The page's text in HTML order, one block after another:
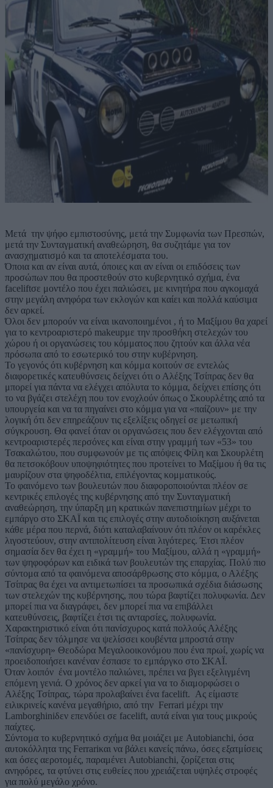
Μετά την ψήφο εμπιστοσύνης, μετά την Συμφωνία των Πρεσπών,
μετά την Συνταγματική αναθεώρηση, θα συζητάμε για τον
ανασχηματισμό και τα αποτελέσματα του.
Όποια και αν είναι αυτά, όποιες και αν είναι οι επιδόσεις των
προσώπων που θα προστεθούν στο κυβερνητικό σχήμα, ένα
faceliftσε μοντέλο που έχει παλιώσει, με κινητήρα που αγκομαχά
στην μεγάλη ανηφόρα των εκλογών και καίει και πολλά καύσιμα
δεν αρκεί.
Όλοι δεν μπορούν να είναι ικανοποιημένοι , ή το Μαξίμου θα χαρεί
για το κεντροαριστερό makeupμε την προσθήκη στελεχών του
χώρου ή οι οργανώσεις του κόμματος που ζητούν και άλλα νέα
πρόσωπα από το εσωτερικό του στην κυβέρνηση.
Το γεγονός ότι κυβέρνηση και κόμμα κοιτούν σε εντελώς
διαφορετικές κατευθύνσεις δείχνει ότι ο Αλέξης Τσίπρας δεν θα
μπορεί για πάντα να ελέγχει απόλυτα το κόμμα, δείχνει επίσης ότι
το να βγάζει στελέχη που τον ενοχλούν όπως ο Σκουρλέτης από τα
υπουργεία και να τα πηγαίνει στο κόμμα για να «παίζουν» με την
λογική ότι δεν επηρεάζουν τις εξελίξεις οδηγεί σε μετωπική
σύγκρουση. Θα φανεί όταν οι οργανώσεις που δεν ελέγχονται από
κεντροαριστερές περσόνες και είναι στην γραμμή των «53» του
Τσακαλώτου, που συμφωνούν με τις απόψεις Φίλη και Σκουρλέτη
θα πετσοκόβουν υποψηφιότητες που προτείνει το Μαξίμου ή θα τις
μαυρίζουν στα ψηφοδέλτια, επιλέγοντας κομματικούς.
Το φαινόμενο των βουλευτών που διαφοροποιούνται πλέον σε
κεντρικές επιλογές της κυβέρνησης από την Συνταγματική
αναθεώρηση, την ύπαρξη μη κρατικών πανεπιστημίων μέχρι το
εμπάργο στο ΣΚΑΪ και τις επιλογές στην αυτοδιοίκηση αυξάνεται
κάθε μέρα που περνά, διότι καταλαβαίνουν ότι πλέον οι καρέκλες
λιγοστεύουν, στην αντιπολίτευση είναι λιγότερες. Έτσι πλέον
σημασία δεν θα έχει η «γραμμή» του Μαξίμου, αλλά η «γραμμή»
των ψηφοφόρων και ειδικά των βουλευτών της επαρχίας. Πολύ πιο
σύντομα από τα φαινόμενα αποσάρθρωσης στο κόμμα, ο Αλέξης
Τσίπρας θα έχει να αντιμετωπίσει τα προσωπικά σχέδια διάσωσης
των στελεχών της κυβέρνησης, που τώρα βαφτίζει πολυφωνία. Δεν
μπορεί πια να διαγράφει, δεν μπορεί πια να επιβάλλει
κατευθύνσεις, βαφτίζει έτσι τις ανταρσίες, πολυφωνία.
Χαρακτηριστικό είναι ότι πανίσχυρος κατά πολλούς Αλέξης
Τσίπρας δεν τόλμησε να ψελίσσει κουβέντα μπροστά στην
«πανίσχυρη» Θεοδώρα Μεγαλοοικονόμου που ένα πρωί, χωρίς να
προειδοποιήσει κανέναν έσπασε το εμπάργκο στο ΣΚΑΪ.
Όταν λοιπόν ένα μοντέλο παλιώνει, πρέπει να βγει εξελιγμένη
επόμενη γενιά. Ο χρόνος δεν αρκεί για να το διαμορφώσει ο
Αλέξης Τσίπρας, τώρα προλαβαίνει ένα facelift. Ας είμαστε
ειλικρινείς κανένα μεγαθήριο, από την Ferrari μέχρι την
Lamborghiniδεν επενδύει σε facelift, αυτά είναι για τους μικρούς
παίχτες.
Σύντομα το κυβερνητικό σχήμα θα μοιάζει με Autobianchi, όσα
αυτοκόλλητα της Ferrariκαι να βάλει κανείς πάνω, όσες εξατμίσεις
και όσες αεροτομές, παραμένει Autobianchi, ζορίζεται στις
ανηφόρες, τα φτύνει στις ευθείες που χρειάζεται υψηλές στροφές
για πολύ μεγάλο χρόνο.